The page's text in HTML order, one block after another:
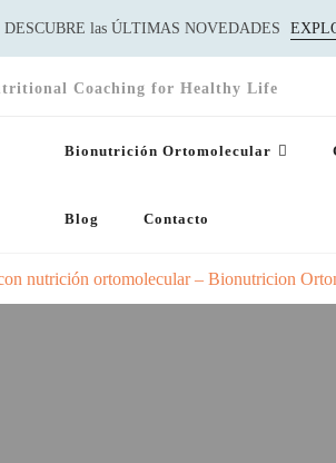
DESCUBRE las ÚLTIMAS NOVEDADES
Coaching for Healthy Life
Bionutrición Ortomolecular
Blog Contacto
nutrición ortomolecular – Bionutricion